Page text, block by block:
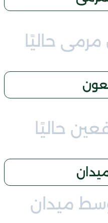
حاليًا
حاليًا
ميدان